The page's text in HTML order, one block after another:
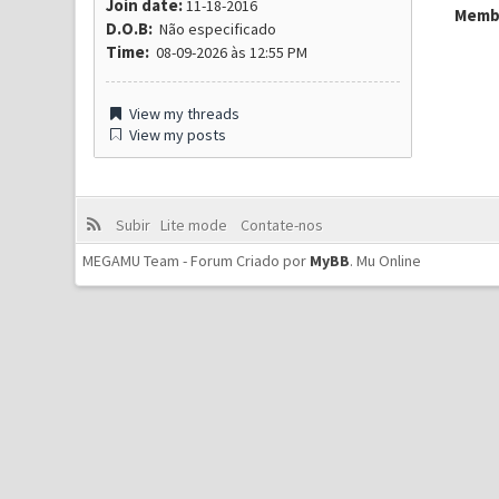
Join date:11-18-2016
D.O.B:Não especificado
Time:08-09-2026 às 12:55 PM
View my threads
View my posts
Subir Lite mode
Contate-nos
MEGAMU Team - Forum Criado por MyBB.Mu Online